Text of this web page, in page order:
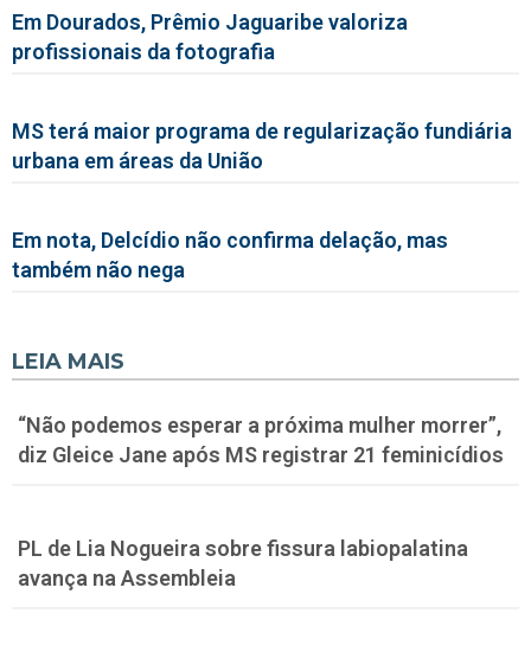
Em Dourados, Prêmio Jaguaribe valoriza
profissionais da fotografia
MS terá maior programa de regularização fundiária
urbana em áreas da União
Em nota, Delcídio não confirma delação, mas
também não nega
LEIA MAIS
“Não podemos esperar a próxima mulher morrer”,
diz Gleice Jane após MS registrar 21 feminicídios
PL de Lia Nogueira sobre fissura labiopalatina
avança na Assembleia